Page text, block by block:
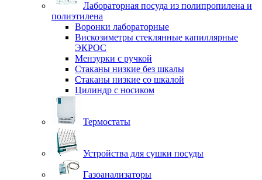
Лабораторная посуда из полипропилена и
полиэтилена
Воронки лабораторные
Вискозиметры стеклянные капиллярные
ЭКРОС
Мензурки с ручкой
Стаканы низкие без шкалы
Стаканы низкие со шкалой
Цилиндр с носиком
Термостаты
Устройства для сушки посуды
Газоанализаторы